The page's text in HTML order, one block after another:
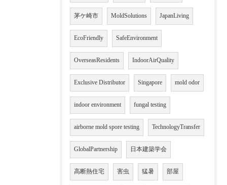
茅ケ崎市 MoldSolutions JapanLiving
EcoFriendly SafeEnvironment
OverseasResidents IndoorAirQuality
Exclusive Distributor Singapore mold odor
indoor environment fungal testing
airborne mold spore testing TechnologyTransfer
GlobalPartnership 日本建築学会
高断熱住宅 害虫 猛暑 部屋